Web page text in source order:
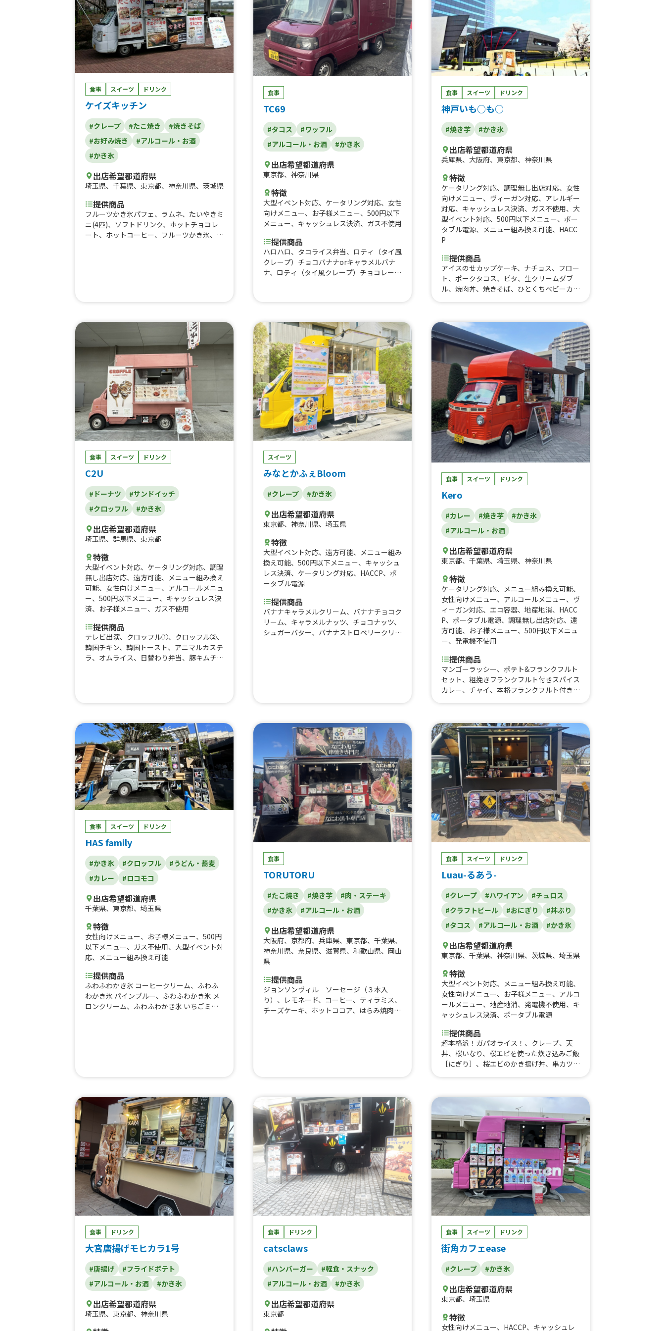
食事 スイーツ ドリンク
ケイズキッチン
#クレープ #たこ焼き
#焼きそば
#お好み焼き
#アルコール・お酒
#かき氷
出店希望都道府県
埼玉県、 千葉県、 東京都、 神奈川県、 茨城県
提供商品
フルーツかき氷パフェ、ラムネ、たいやきミ
ニ(4匹)、ソフトドリンク、ホットチョコレ
ート、ホットコーヒー、フルーツかき氷、ホ
食事
TC69
#タコス
#ワッフル
#アルコール・お酒
#かき氷
出店希望都道府県
東京都、 神奈川県
特徴
大型イベント対応、 ケータリング対応、 女性
向けメニュー、 お子様メニュー、 500円以下
メニュー、 キャッシュレス決済、 ガス不使用
提供商品
ハロハロ、タコライス弁当、ロティ（タイ風
クレープ）チョコバナナorキャラメルバナ
ナ、ロティ（タイ風クレープ）チョコレート
ル、ワッフル チョコレート、タピオカキャ
ラメル、タピオカチョコ、生フルーツジュー
ス、ジンジャエール、いちごレアチーズドリ
ンク、スパムおにぎり、飲むチーズケーキ、
ホットコーヒー、アイスコーヒー、アイスチ
ョコレート、ホットチョコレート、ホットワ
イン、コーンスープ、オリオンビール、ドリ
ロコス、レモネード、レモンスカッシュ、タ
ピオカミルクティー、レモンサワー、ハイボ
ール、フランクフルト、かき氷、タコス、サ
ルサタコライス、温玉タコライス、サワーク
リームタコライス、アボカドタコライス、ト
ルティーヤタコライス、チーズタコライス、
タコライス
食事 スイーツ ドリンク
神戸いも○も○
#焼き芋 #かき氷
出店希望都道府県
兵庫県、 大阪府、 東京都、 神奈川県
特徴
ケータリング対応、 調理無し出店対応、 女性
向けメニュー、 ヴィーガン対応、 アレルギー
対応、 キャッシュレス決済、 ガス不使用、 大
型イベント対応、 500円以下メニュー、 ポー
タブル電源、 メニュー組み換え可能、 HACC
P
提供商品
アイスのせカップケーキ、ナチョス、フロー
ト、ポークタコス、ピタ、生クリームダブ
ル、焼肉丼、焼きそば、ひとくちベビーカス
ー、コーヒーフロート、おいものクリームブ
リュレ、おいもの2色だんご、おいもブリュ
レ、ジュース、黒蜜きなこボール、かき氷、
冷やし芋、焼き芋
食事 スイーツ ドリンク
C2U
#ドーナツ
#サンドイッチ
#クロッフル
#かき氷
出店希望都道府県
埼玉県、 群馬県、 東京都
特徴
大型イベント対応、 ケータリング対応、 調理
無し出店対応、 遠方可能、 メニュー組み換え
可能、 女性向けメニュー、 アルコールメニュ
ー、 500円以下メニュー、 キャッシュレス決
済、 お子様メニュー、 ガス不使用
提供商品
テレビ出演、クロッフル①、クロッフル②、
韓国チキン、韓国トースト、アニマルカステ
ラ、オムライス、日替わり弁当、豚キムチ
スイーツ
みなとかふぇBloom
#クレープ #かき氷
出店希望都道府県
東京都、 神奈川県、 埼玉県
特徴
大型イベント対応、 遠方可能、 メニュー組み
換え可能、 500円以下メニュー、 キャッシュ
レス決済、 ケータリング対応、 HACCP、 ポ
ータブル電源
提供商品
バナナキャラメルクリーム、バナナチョコク
リーム、キャラメルナッツ、チョコナッツ、
シュガーバター、バナナストロベリークリー
(シェイブアイス)
食事 スイーツ ドリンク
Kero
#カレー #焼き芋
#かき氷
#アルコール・お酒
出店希望都道府県
東京都、 千葉県、 埼玉県、 神奈川県
特徴
ケータリング対応、 メニュー組み換え可能、
女性向けメニュー、 アルコールメニュー、 ヴ
ィーガン対応、 エコ容器、 地産地消、 HACC
P、 ポータブル電源、 調理無し出店対応、 遠
方可能、 お子様メニュー、 500円以下メニュ
ー、 発電機不使用
提供商品
マンゴーラッシー、ポテト&フランクフルト
セット、粗挽きフランクフルト付きスパイス
カレー、チャイ、本格フランクフルト付きス
クセット、かき氷（シロップかけ放題）、焼
き芋、角ハイボール、皮付きポテトフライ、
りんご飴（国産）カット、外国瓶ビール、ヴ
ァンショー（ホットワイン）、タンドリーチ
キン、ロコモコ丼、ホットドッグ（粗挽きフ
ランク）、粗挽きフランクフルト、絶品タコ
ス、ホットチョコレート、レモネード（ホッ
トorアイス）、甘熟イチゴ削りかき氷、挽
きたてコーヒー、生グレープジュース🍊、石
焼き芋、季節のスパイスカレー
食事 スイーツ ドリンク
HAS family
#かき氷 #クロッフル
#うどん・蕎麦
#カレー
#ロコモコ
出店希望都道府県
千葉県、 東京都、 埼玉県
特徴
女性向けメニュー、 お子様メニュー、 500円
以下メニュー、 ガス不使用、 大型イベント対
応、 メニュー組み換え可能
提供商品
ふわふわかき氷 コーヒークリーム、ふわふ
わかき氷 パインブルー、ふわふわかき氷 メ
ロンクリーム、ふわふわかき氷 いちごミル
ー、アサイーボウル オリジナル 、グリーク
ヨーグルト(ギリシャヨーグルト)、ピタヤボ
ウル 、ロコモコ丼1000、季節のお野菜のス
ープカレーio、牛すじカレー、フローズンパ
イナップル5、雪いちごR、芋けんぴのバニ
ラアイス添え、ゆずシャーベットR、高知ミ
レービスケットのせクロッフル、ゆずシャー
ベット、グリークヨーグルト7、アサイーボ
ウル7、グリークヨーグルトgo、たっぷりき
のこの和風パスタ、黒胡椒香るベーコンのカ
ルボナーラ、大葉と柚子胡椒のペペロンチー
ノ、パスタ各種、ナポリタン、ペペロンチー
ノ、ミニチュロス、アメリカンドッグ、焼き
たてミニクロワッサン3個入り、ホットドッ
ク、季節のフルーツグリークヨーグルトio、
季節のフルーツアサイーボウル1000、ホッ
トコーヒー、オニオンコンソメスープ、コー
ンクリームスープ、あったかおしるこ、クロ
ッフルアイスクリーム(Xmas)、タッカンマ
ドリンク、ホットコーヒー ドルチェグスト
使用、カップ唐揚げ、スウィートポテト、ク
ロッフルアイスクリームさつまいもあん乗
食事
TORUTORU
#たこ焼き #焼き芋
#肉・ステーキ
#かき氷
#アルコール・お酒
出店希望都道府県
大阪府、 京都府、 兵庫県、 東京都、 千葉県、
神奈川県、 奈良県、 滋賀県、 和歌山県、 岡山
県
提供商品
ジョンソンヴィル ソーセージ（３本入
り）、レモネード、コーヒー、ティラミス、
チーズケーキ、ホットココア、はらみ焼肉あ
んご飴、大阪産梅ポーク焼きそば、カステラ
いちごパフェ、焼き鳥、いちご飴、ビール、
冷やしパイン、なにわ黒牛の極上焼きそば、
フランクフルト、カキ氷、仙台牛タン重、唐
揚げ、焼き芋、ポテト、たこ焼き
食事 スイーツ ドリンク
Luau-るあう-
#クレープ #ハワイアン
#チュロス
#クラフトビール
#おにぎり
#丼ぶり
#タコス
#アルコール・お酒 #かき氷
出店希望都道府県
東京都、 千葉県、 神奈川県、 茨城県、 埼玉県
特徴
大型イベント対応、 メニュー組み換え可能、
女性向けメニュー、 お子様メニュー、 アルコ
ールメニュー、 地産地消、 発電機不使用、 キ
ャッシュレス決済、 ポータブル電源
提供商品
超本格派！ガパオライス！、クレープ、天
丼、桜いなり、桜エビを使った炊き込みご飯
［にぎり］、桜エビのかき揚げ丼、串カツ盛
がらのソース焼きそば！、ラムネ、かき氷、
一本角煮丼、タコス、ミックスフライ弁当、
缶ジュース、缶ビール、瓶ビール、ハワイア
ンビール、ガーリックシュリンプ、枝豆、海
老天そば、そば、汁なしラーメン、ジューシ
ー、沖縄ビール、ホットワイン、野菜たっぷ
り！ミネストローネ！、自家製米を使用！絶
品カレーライス！、ハッシュドパーク、鉄板
焼きそば ソース、自家製コーヒー、タコラ
イス、グラスワイン 赤白、マルガリータ
フローズン、原木からの生ハム、グリルソー
セージ、ハイボール 強炭酸、ミックスナッ
製米を使ったライスバーガー、自家製米を使
用したビーフボウル、しゃかしゃかポテト、
フランクフルト、サーターアンダギー、チュ
ロス（シナモン、シュガー、ココア）
食事 ドリンク
大宮唐揚げモヒカラ1号
#唐揚げ
#フライドポテト
#アルコール・お酒
#かき氷
出店希望都道府県
埼玉県、 東京都、 神奈川県
食事 ドリンク
catsclaws
#ハンバーガー
#軽食・スナック
#アルコール・お酒
#かき氷
出店希望都道府県
東京都
食事 スイーツ ドリンク
街角カフェease
#クレープ #かき氷
出店希望都道府県
東京都、 埼玉県
特徴
女性向けメニュー、 HACCP、 キャッシュレ